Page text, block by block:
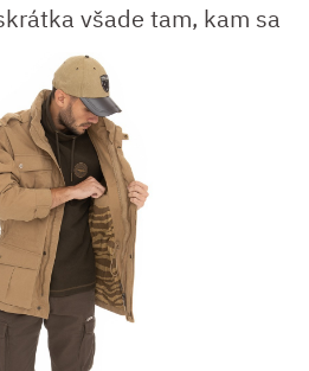
všade tam, kam sa